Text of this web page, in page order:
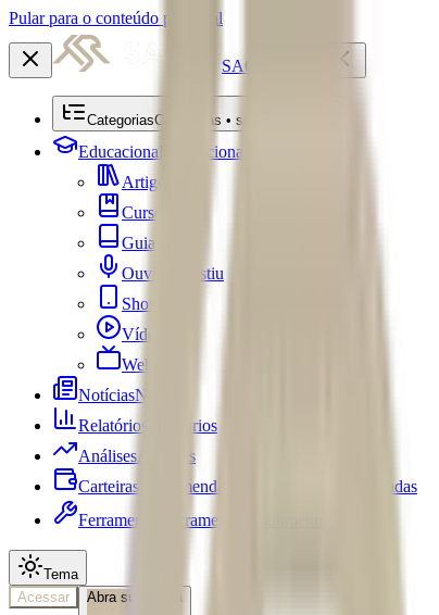
Pular para o conteúdo principal
SACRE
CategoriasCategorias • submenu
Educacional
Educacional
Artigos
Cursos
Guias
Ouviu Investiu
Shorts
Vídeos
Webséries
NotíciasNotícias
Relatórios
Relatórios
Análises Análises
Carteiras Recomendadas
Carteiras Recomendadas
Ferramentas
Ferramentas • submenu
Tema
Acessar
Abra sua conta